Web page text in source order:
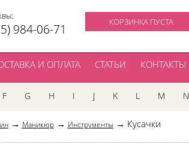
984-06-71
КОРЗИНКА ПУСТА
И ОПЛАТА СТАТЬИ КОНТАКТЫ
F G H I J K L M N
→ Маникюр→ Инструменты → Кусачки